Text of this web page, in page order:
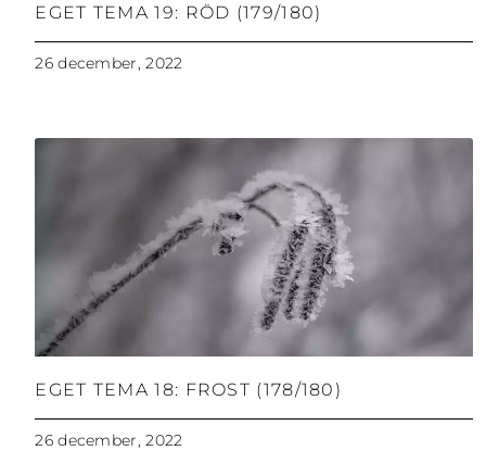
EGET TEMA 19: RÖD (179/180)
26 december, 2022
EGET TEMA 18: FROST (178/180)
26 december, 2022